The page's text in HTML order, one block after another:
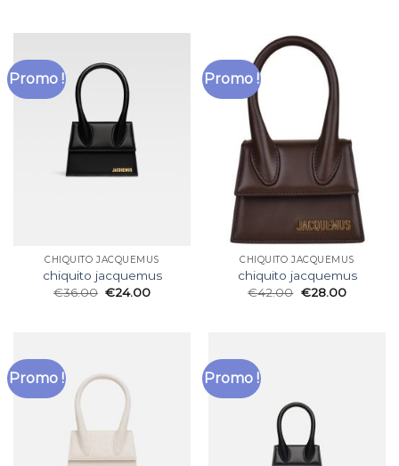
Promo !
CHIQUITO JACQUEMUS
chiquito jacquemus
€36.00 €24.00
Promo !
CHIQUITO JACQUEMUS
chiquito jacquemus
€42.00 €28.00
Promo ! Promo !